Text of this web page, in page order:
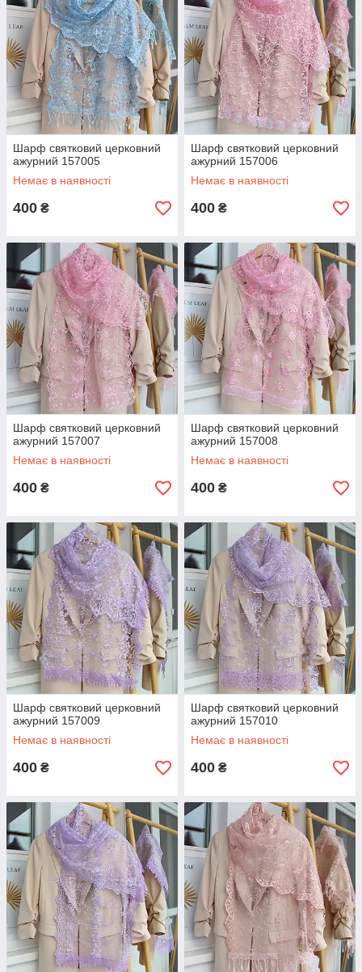
Шарф святковий церковний
ажурний 157005
Немає в наявності
400 ₴
Шарф святковий церковний
ажурний 157006
Немає в наявності
400 ₴
Шарф святковий церковний
ажурний 157007
Немає в наявності
400 ₴
Шарф святковий церковний
ажурний 157008
Немає в наявності
400 ₴
Шарф святковий церковний
ажурний 157009
Немає в наявності
400 ₴
Шарф святковий церковний
ажурний 157010
Немає в наявності
400 ₴